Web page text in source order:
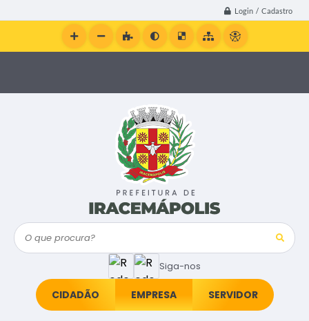
Login / Cadastro
Siga-nos
O que procura?
CIDADÃO EMPRESA SERVIDOR